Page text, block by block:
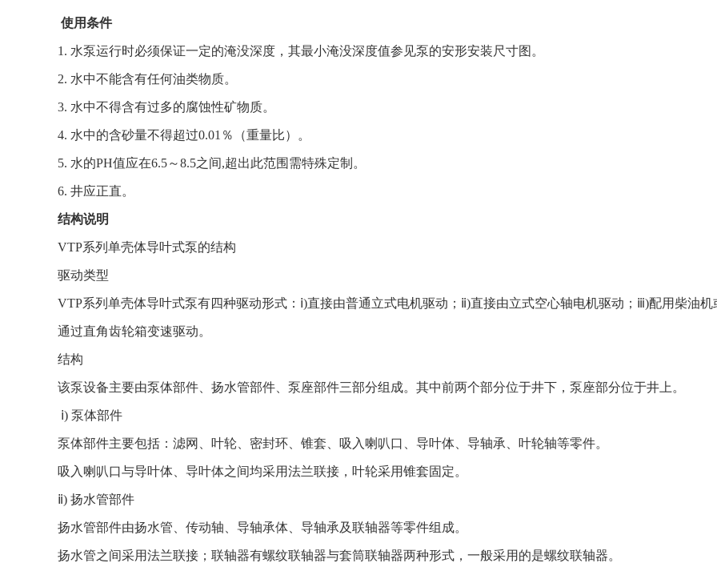
使用条件
1. 水泵运行时必须保证一定的淹没深度，其最小淹没深度值参见泵的安形安装尺寸图。
2. 水中不能含有任何油类物质。
3. 水中不得含有过多的腐蚀性矿物质。
4. 水中的含砂量不得超过0.01％（重量比）。
5. 水的PH值应在6.5～8.5之间,超出此范围需特殊定制。
6. 井应正直。
结构说明
VTP系列单壳体导叶式泵的结构
驱动类型
VTP系列单壳体导叶式泵有四种驱动形式：ⅰ)直接由普通立式电机驱动；ⅱ)直接由立式空心轴电机驱动；ⅲ)配用柴油
通过直角齿轮箱变速驱动。
结构
该泵设备主要由泵体部件、扬水管部件、泵座部件三部分组成。其中前两个部分位于井下，泵座部分位于井上。
ⅰ) 泵体部件
泵体部件主要包括：滤网、叶轮、密封环、锥套、吸入喇叭口、导叶体、导轴承、叶轮轴等零件。
吸入喇叭口与导叶体、导叶体之间均采用法兰联接，叶轮采用锥套固定。
ⅱ) 扬水管部件
扬水管部件由扬水管、传动轴、导轴承体、导轴承及联轴器等零件组成。
扬水管之间采用法兰联接；联轴器有螺纹联轴器与套筒联轴器两种形式，一般采用的是螺纹联轴器。